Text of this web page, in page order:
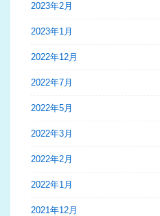
2023年2月
2023年1月
2022年12月
2022年7月
2022年5月
2022年3月
2022年2月
2022年1月
2021年12月